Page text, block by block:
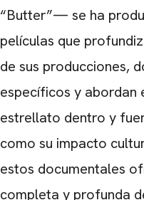
“Butter”— se ha
películas que
de sus producciones,
específicos y abordan
estrellato dentro y
como su impacto
estos documentales
completa y profunda